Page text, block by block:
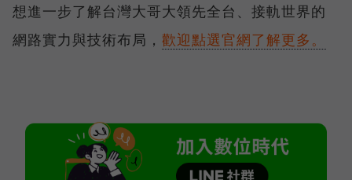
想進一步了解台灣大哥大領先全台、接軌世界的
網路實力與技術布局， 歡迎點選官網了解更多。